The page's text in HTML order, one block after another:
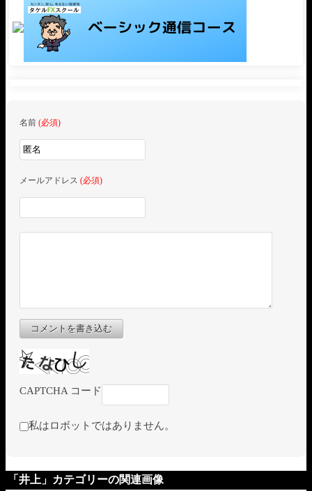
名前 (必須)
メールアドレス (必須)
コメントを書き込む
CAPTCHA コード
私はロボットではありません。
「井上」カテゴリーの関連画像